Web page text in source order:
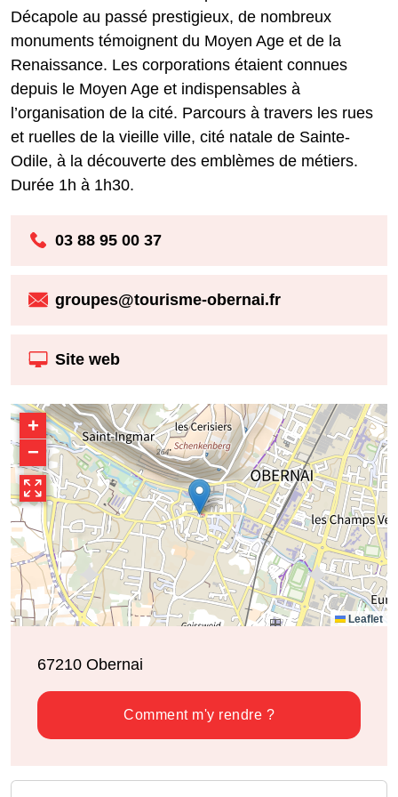
Décapole au passé prestigieux, de nombreux
monuments témoignent du Moyen Age et de la
Renaissance. Les corporations étaient connues
depuis le Moyen Age et indispensables à
l’organisation de la cité. Parcours à travers les rues
et ruelles de la vieille ville, cité natale de Sainte-
Odile, à la découverte des emblèmes de métiers.
Durée 1h à 1h30.
03 88 95 00 37
groupes@tourisme-obernai.fr
Site web
+
−
Leaflet
67210 Obernai
Comment m'y rendre ?